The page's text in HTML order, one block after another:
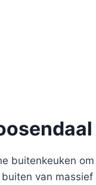
buitenkeuken
van